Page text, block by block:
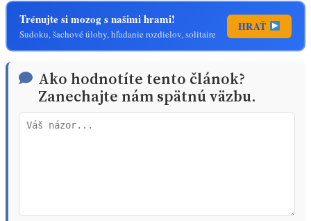
Trénujte si mozog s našimi hrami!
Sudoku, šachové úlohy, hľadanie rozdielov, solitaire
HRAŤ
Ako hodnotíte tento článok?
Zanechajte nám spätnú väzbu.